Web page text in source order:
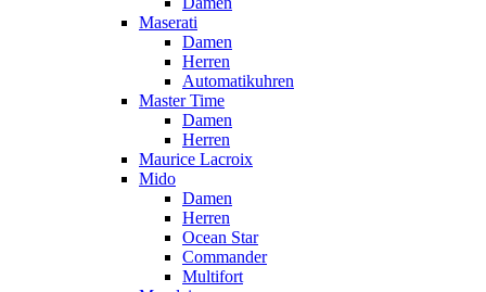
Maserati
Damen
Herren
Automatikuhren
Master Time
Damen
Herren
Maurice Lacroix
Mido
Damen
Herren
Ocean Star
Commander
Multifort